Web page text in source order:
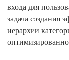
входа для
задача создания
иерархии